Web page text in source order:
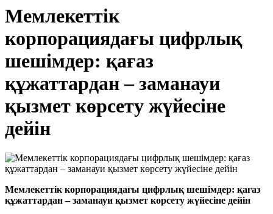
Мемлекеттік
корпорациядағы цифрлық
шешімдер: қағаз
құжаттардан – заманауи
қызмет көрсету жүйесіне
дейін
Мемлекеттік корпорациядағы цифрлық шешімдер: қағаз
құжаттардан – заманауи қызмет көрсету жүйесіне дейін